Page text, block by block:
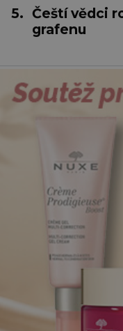
5. Čeští vědci
grafenu